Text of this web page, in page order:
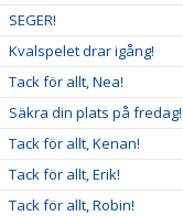
SEGER!
Kvalspelet drar igång!
Tack för allt, Nea!
Säkra din plats på fredag!
Tack för allt, Kenan!
Tack för allt, Erik!
Tack för allt, Robin!